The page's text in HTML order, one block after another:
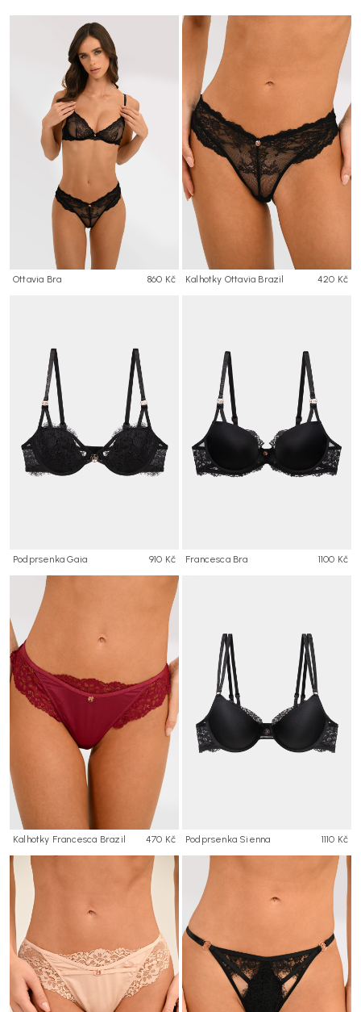
Ottavia Bra 860 Kč Kalhotky Ottavia Brazil 420 Kč
Podprsenka Gaia 910 Kč Francesca Bra 1100 Kč
Kalhotky Francesca Brazil 470 Kč Podprsenka Sienna 1110 Kč